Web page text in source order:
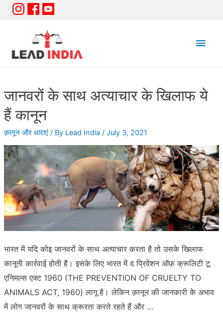
Main
जानवरों के साथ अत्याचार के खिलाफ ये
हैं कानून
क़ानून और धाराएं/ By Lead India / July 3, 2021
भारत में यदि कोइ जानवरों के साथ अत्याचार करता है तो उसके खिलाफ
कानूनी कार्रवाई होती है। इसके लिए भारत में द प्रिवेंशन ऑफ़ क्रूलिटी टू
एनिमल्स एक्ट 1960 (THE PREVENTION OF CRUELTY TO
ANIMALS ACT, 1960) लागू है। लेकिन क़ानून की जानकारी के अभाव
में लोग जानवरों के साथ क्रूरता करते रहते हैं और …